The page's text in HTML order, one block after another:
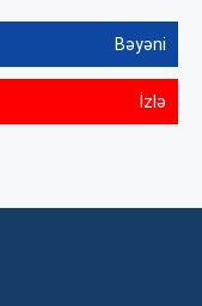
Bəyəni
İzlə